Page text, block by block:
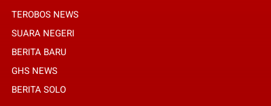
TEROBOS NEWS
SUARA NEGERI
BERITA BARU
GHS NEWS
BERITA SOLO